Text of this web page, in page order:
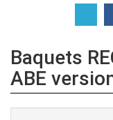
Baquets
ABE